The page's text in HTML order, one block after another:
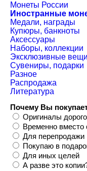
Монеты России
Иностранные
Медали, награды
Купюры, банкноты
Аксессуары
Наборы, коллекции
Эксклюзивные вещи
Сувениры, подарки
Разное
Распродажа
Литература
Почему Вы
Оригиналы дорого
Временно вместо
Для перепродажи
Покупаю в
Для иных целей
А разве это